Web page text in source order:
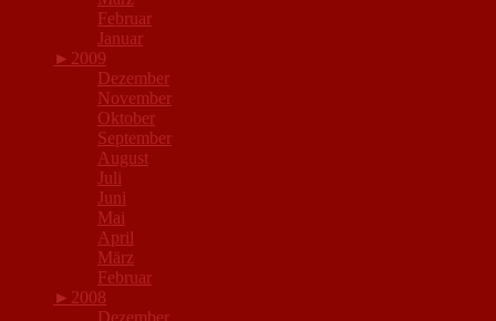
Februar
Januar
► 2009
Dezember
November
Oktober
September
August
Juli
Juni
Mai
April
März
Februar
► 2008